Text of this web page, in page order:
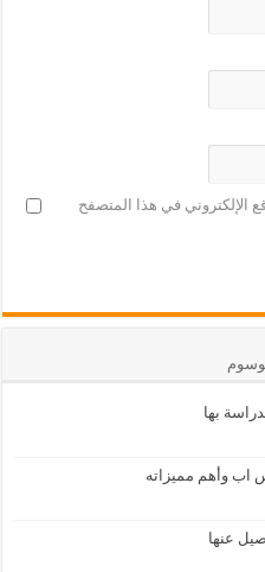
الإلكتروني في هذا المتصفح
بها
اب وأهم مميزاته